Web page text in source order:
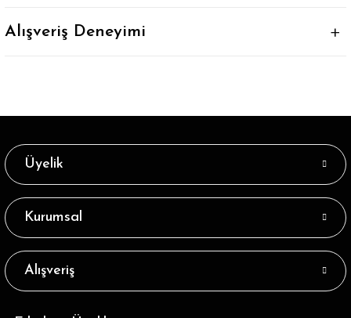
Alışveriş Deneyimi
Üyelik
Kurumsal
Alışveriş